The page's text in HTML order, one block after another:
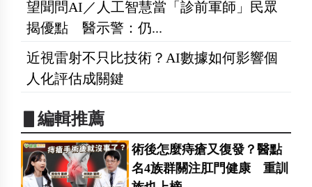
望聞問AI／人工智慧當「診前軍師」民眾
揭優點 醫示警：仍...
近視雷射不只比技術？AI數據如何影響個
人化評估成關鍵
▋編輯推薦
術後怎麼痔瘡又復發？醫點
名4族群關注肛門健康 重訓